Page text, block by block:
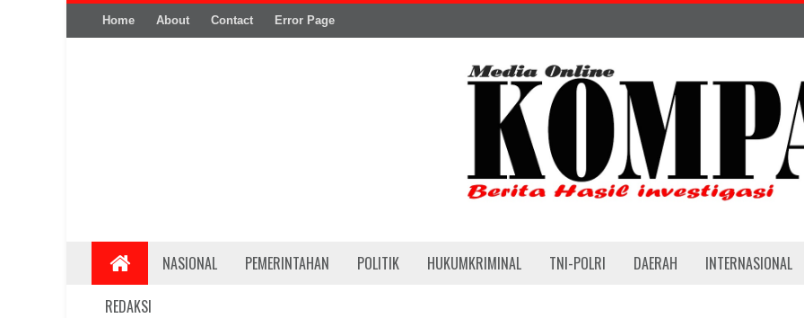
Home About Contact Error Page
NASIONAL PEMERINTAHAN POLITIK HUKUMKRIMINAL TNI-POLRI DAERAH
INTERNASIONAL
REDAKSI